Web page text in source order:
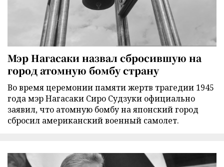
Мэр Нагасаки назвал сбросившую на
город атомную бомбу страну
Во время церемонии памяти жертв трагедии 1945
года мэр Нагасаки Сиро Судзуки официально
заявил, что атомную бомбу на японский город
сбросил американский военный самолет.